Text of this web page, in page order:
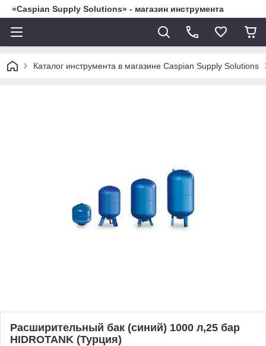
«Caspian Supply Solutions» - магазин инструмента
Каталог инструмента в магазине Caspian Supply Solutions
Расширительный бак (синий) 1000 л,25 бар
HIDROTANK (Турция)